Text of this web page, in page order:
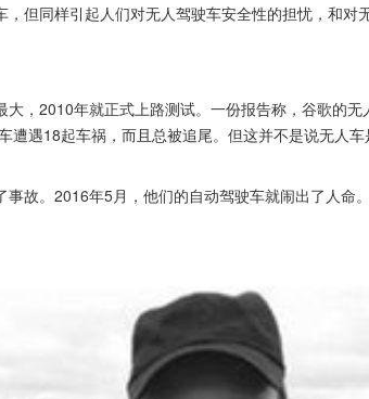
但同样引起人们对无人驾驶车安全性的担忧，和对
，2010年就正式上路测试。一份报告称，谷歌的无
遇18起车祸，而且总被追尾。但这并不是说无人车
故。2016年5月，他们的自动驾驶车就闹出了人命